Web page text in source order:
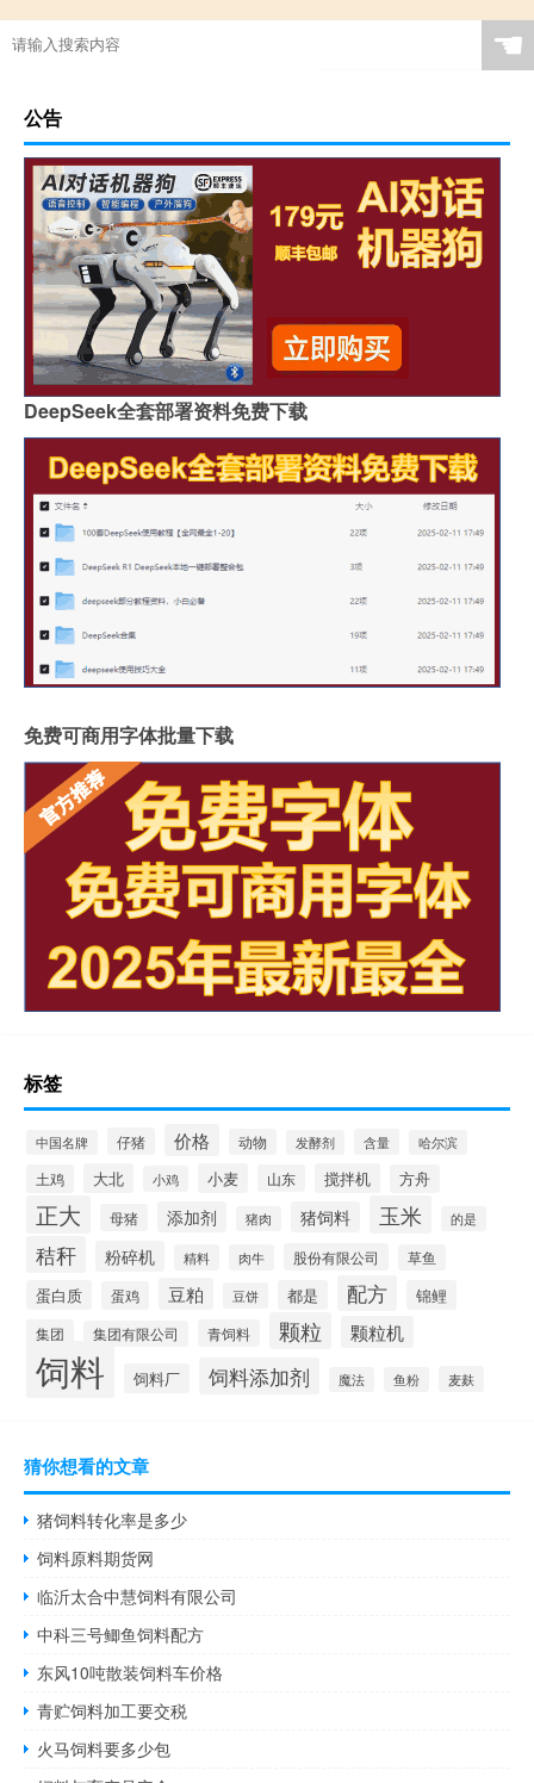
☚
公告
DeepSeek全套部署资料免费下载
免费可商用字体批量下载
标签
中国名牌 仔猪 价格 动物 发酵剂 含量 哈尔滨
土鸡 大北 小鸡 小麦 山东 搅拌机 方舟
正大 母猪 添加剂 猪肉 猪饲料 玉米 的是
秸秆 粉碎机 精料 肉牛 股份有限公司 草鱼
蛋白质 蛋鸡 豆粕 豆饼 都是 配方 锦鲤
集团 集团有限公司 青饲料 颗粒 颗粒机
饲料 饲料厂 饲料添加剂 魔法 鱼粉 麦麸
猜你想看的文章
猪饲料转化率是多少
饲料原料期货网
临沂太合中慧饲料有限公司
中科三号鲫鱼饲料配方
东风10吨散装饲料车价格
青贮饲料加工要交税
火马饲料要多少包